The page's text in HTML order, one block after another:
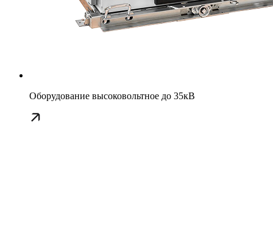
Оборудование высоковольтное до 35кВ